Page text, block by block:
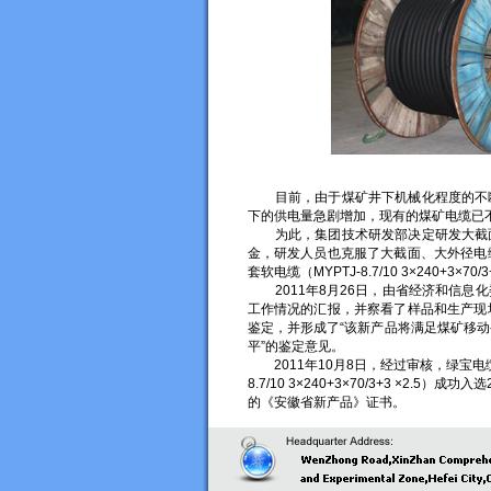
目前，由于煤矿井下机械化程度的不
下的供电量急剧增加，现有的煤矿电缆已
为此，集团技术研发部决定研发大截
金，研发人员也克服了大截面、大外径
套软电缆（MYPTJ-8.7/10 3×240+3×70/
2011年8月26日，由省经济和信息化
工作情况的汇报，并察看了样品和生产
鉴定，并形成了“该新产品将满足煤矿移
平”的鉴定意见。
2011年10月8日，经过审核，绿宝电
8.7/10 3×240+3×70/3+3 ×2.5）成功入
的《安徽省新产品》证书。